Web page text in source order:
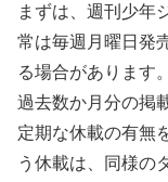
まずは、週刊少年
常は毎週月曜日発
る場合があります。
過去数か月分の掲
定期な休載の有無
う休載は、同様の